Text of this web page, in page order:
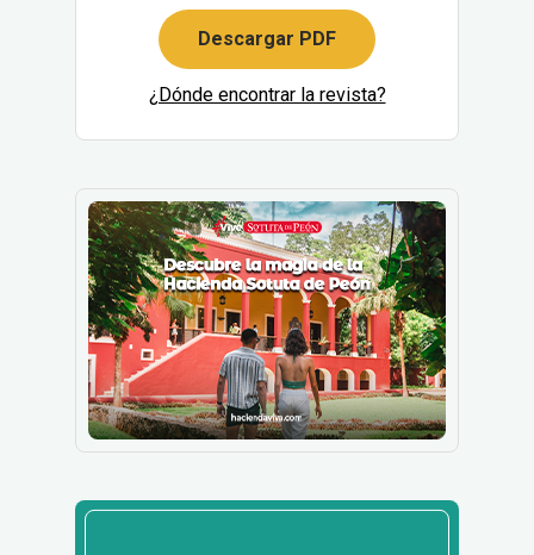
Descargar PDF
¿Dónde encontrar la revista?